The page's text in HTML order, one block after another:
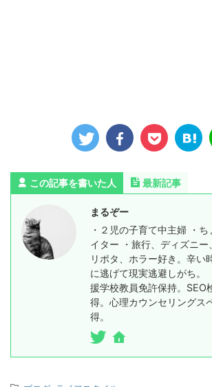
この記事を書いた人 最新記事
まるぞー
・２児の子育て中主婦 ・
イター ・旅行、ディズニー
リポタ、ホラー好き。辛い
に逃げて現実逃避しがち。
援学校教員免許保持。SEO
得。心理カウンセリングス
得。